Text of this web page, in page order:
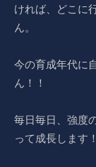
ければ、どこに
ん。
今の育成年代に
ん！！
毎日毎日、強度
って成長します！